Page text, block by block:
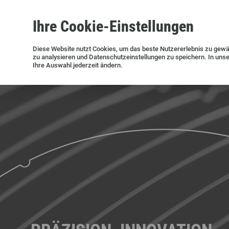
Siliziumwafer
Siltronic AG
Nachhaltigkeit
Erfolgsgeschichten
Offene Stellen in Deutschland
Offene Stellen in den USA
Offene Stellen in Singapur
Investor Relations
Presseinformationen
Aktuelle Meldungen und Archiv
Ihre Cookie-Einstellungen
Diese Website nutzt Cookies, um das beste Nutzererlebnis zu
zu analysieren und Datenschutzeinstellungen zu speichern. In
Ihre Auswahl jederzeit ändern.